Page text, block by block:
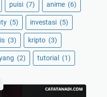
puisi (7) anime (6)
(5) investasi (5)
(3) kripto (3)
(2) tutorial (1)